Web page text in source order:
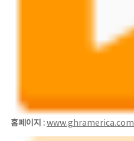
홈페이지 :www.ghramerica.com